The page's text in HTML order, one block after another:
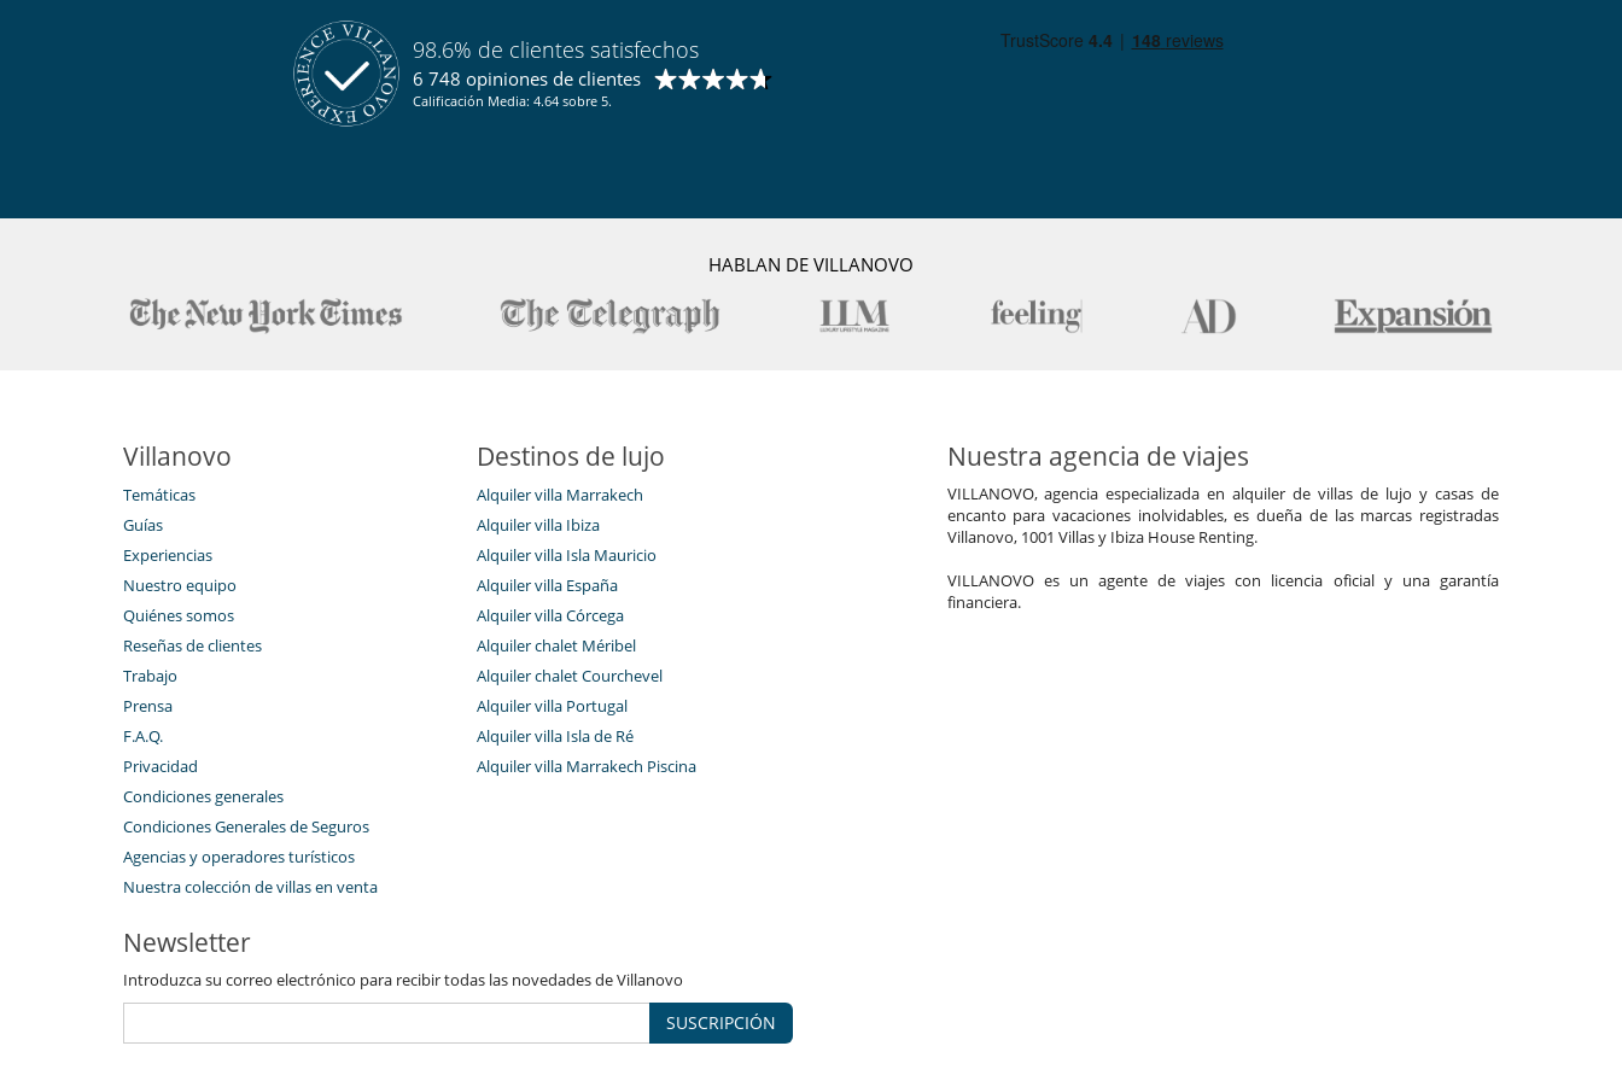
98.6% de clientes satisfechos
6 748 opiniones de clientes
Calificación Media: 4.64 sobre 5.
HABLAN DE VILLANOVO
Villanovo
Temáticas
Guías
Experiencias
Nuestro equipo
Quiénes somos
Reseñas de clientes
Trabajo
Prensa
F.A.Q.
Privacidad
Condiciones generales
Condiciones Generales de Seguros
Agencias y operadores turísticos
Nuestra colección de villas en venta
Destinos de lujo
Alquiler villa Marrakech
Alquiler villa Ibiza
Alquiler villa Isla Mauricio
Alquiler villa España
Alquiler villa Córcega
Alquiler chalet Méribel
Alquiler chalet Courchevel
Alquiler villa Portugal
Alquiler villa Isla de Ré
Alquiler villa Marrakech Piscina
Nuestra agencia de viajes
VILLANOVO, agencia especializada en alquiler de villas de lujo y casas de
encanto para vacaciones inolvidables, es dueña de las marcas registradas
Villanovo, 1001 Villas y Ibiza House Renting.
VILLANOVO es un agente de viajes con licencia oficial y una garantía
financiera.
Newsletter
Introduzca su correo electrónico para recibir todas las novedades de Villanovo
SUSCRIPCIÓN